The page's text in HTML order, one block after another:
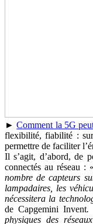
►Comment la 5G
flexibilité, fiabilité :
permettre de faciliter
Il s’agit, d’abord, de
connectés au réseau : «
nombre de capteurs
lampadaires, les
nécessitera la
de Capgemini Invent.
physiques des